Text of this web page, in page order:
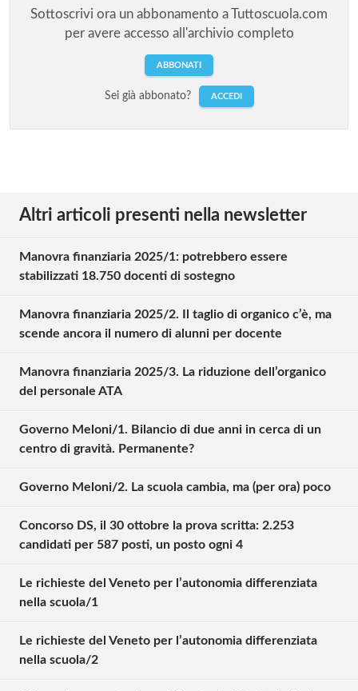
Sottoscrivi ora un abbonamento a Tuttoscuola.com
per avere accesso all'archivio completo
ABBONATI
Sei già abbonato? ACCEDI
Altri articoli presenti nella newsletter
Manovra finanziaria 2025/1: potrebbero essere
stabilizzati 18.750 docenti di sostegno
Manovra finanziaria 2025/2. Il taglio di organico c’è, ma
scende ancora il numero di alunni per docente
Manovra finanziaria 2025/3. La riduzione dell’organico
del personale ATA
Governo Meloni/1. Bilancio di due anni in cerca di un
centro di gravità. Permanente?
Governo Meloni/2. La scuola cambia, ma (per ora) poco
Concorso DS, il 30 ottobre la prova scritta: 2.253
candidati per 587 posti, un posto ogni 4
Le richieste del Veneto per l’autonomia differenziata
nella scuola/1
Le richieste del Veneto per l’autonomia differenziata
nella scuola/2
Solo gli utenti registrati possono